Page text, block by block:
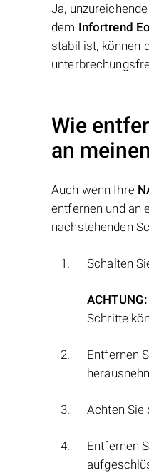
Ja,
dem Infortrend
stabil ist, können
Wie
an
Auch wenn Ihre
entfernen und an
nachstehenden
Schalten
ACHTUNG:
Schritte
Entfernen
Achten Sie
Entfernen